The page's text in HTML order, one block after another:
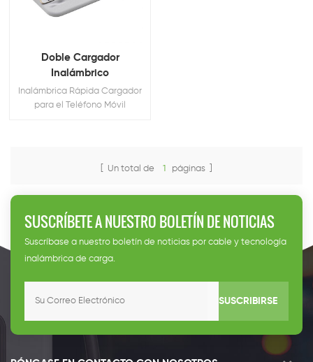
Doble Cargador
Inalámbrico
Inalámbrica Rápida Cargador
para el Teléfono Móvil
[ Un total de 1 páginas ]
SUSCRÍBETE A NUESTRO BOLETÍN DE NOTICIAS
Suscríbase a nuestro boletín de noticias por cable y tecnología
inalámbrica de carga.
SUSCRIBIRSE